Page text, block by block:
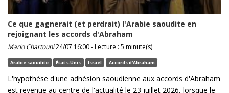
Ce que gagnerait (et perdrait) l'Arabie saoudite en
rejoignant les accords d'Abraham
Mario Chartouni24/07 16:00 - Lecture : 5 minute(s)
Arabie saoudite États-Unis Israël Accords d'Abraham
L'hypothèse d'une adhésion saoudienne aux accords d'Abraham
est revenue au centre de l'actualité le 23 juillet 2026, lorsque le